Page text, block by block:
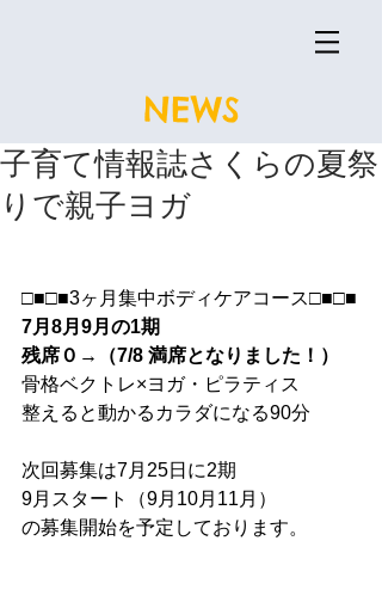
NEWS
子育て情報誌さくらの夏祭
りで親子ヨガ
□■□■3ヶ月集中ボディケアコース□■□■
7月8月9月の1期
残席０→（7/8 満席となりました！）
骨格ベクトレ×ヨガ・ピラティス
整えると動かるカラダになる90分
次回募集は7月25日に2期
9月スタート（9月10月11月）
の募集開始を予定しております。